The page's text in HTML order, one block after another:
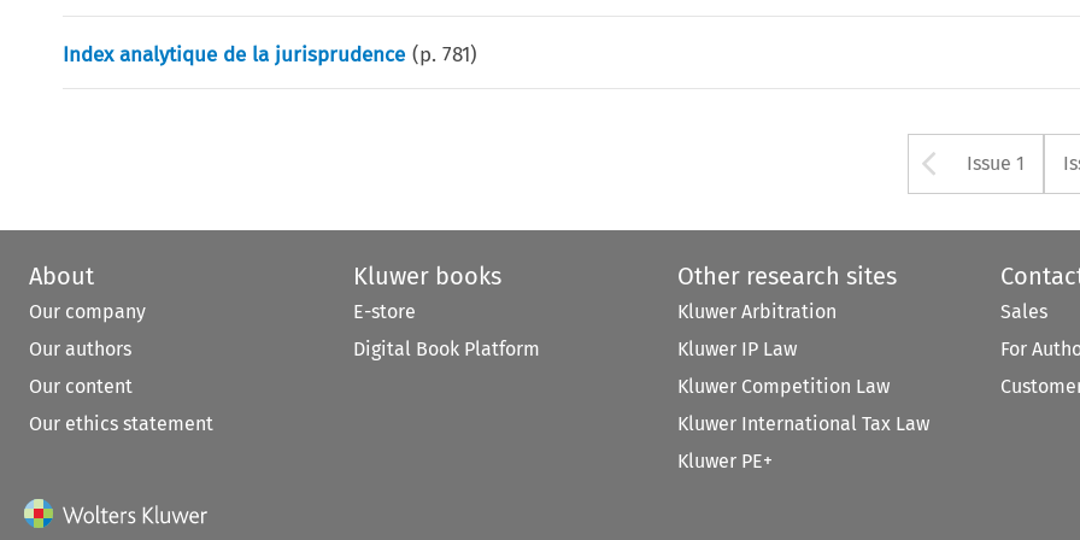
Index analytique de la jurisprudence (p.781)
Arrow
Issue 1
About
Our company
Our authors
Our content
Our ethics statement
Kluwer books
E-store
Digital Book Platform
Other research sites
Kluwer Arbitration
Kluwer IP Law
Kluwer Competition Law
Kluwer International Tax Law
Kluwer PE+
Sales
For